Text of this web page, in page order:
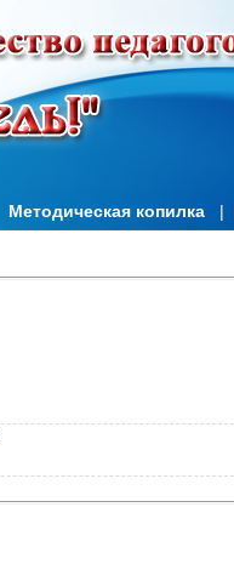
Методическая копилка |